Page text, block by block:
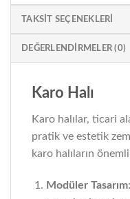
TAKSIT SEÇENEKLERI
DEĞERLENDIRMELER (0)
Karo Halı
Karo halılar, ticari
pratik ve estetik
karo halıların
Modüler Tasarım